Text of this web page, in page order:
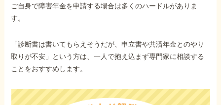
ご自身で障害年金を申請する場合は多くのハードルがありま
す。
「診断書は書いてもらえそうだが、申立書や共済年金とのやり
取りが不安」という方は、一人で抱え込まず専門家に相談する
ことをおすすめします。